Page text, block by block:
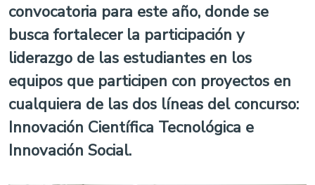
convocatoria para este año, donde se
busca fortalecer la participación y
liderazgo de las estudiantes en los
equipos que participen con proyectos en
cualquiera de las dos líneas del concurso:
Innovación Científica Tecnológica e
Innovación Social.